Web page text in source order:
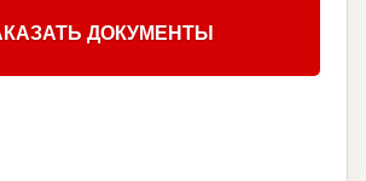
ДОКУМЕНТЫ